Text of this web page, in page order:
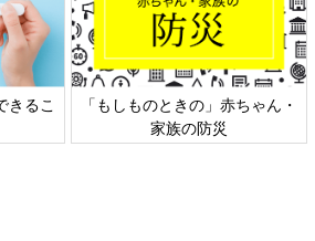
児科学会リーフレッ
六星占術 細木かおり